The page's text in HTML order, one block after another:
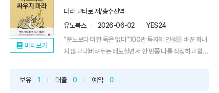
미리보기
다라 고타로 저/송수진역
유노북스
2026-06-02
YES24
“분노보다 더한 독은 없다”100만 독자의 인생을 바꾼 화내
지 않고 내버려두는 태도살면서 한 번쯤 나를 작정하고 힘들
잡고, 사사건건 발목을 잡으며, 노골적인 적의를 드러내는
보유 1 대출 0 예약 0